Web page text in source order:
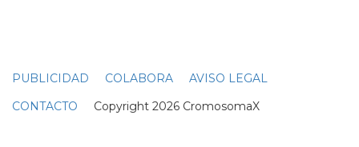
PUBLICIDAD COLABORA
AVISO LEGAL
CONTACTO Copyright 2026 CromosomaX